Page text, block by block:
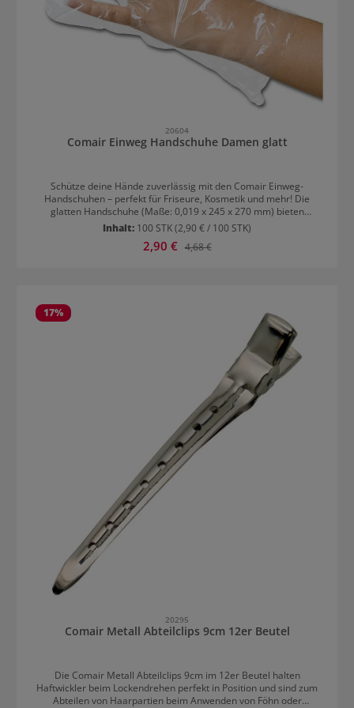
20604
Comair Einweg Handschuhe Damen glatt
Schütze deine Hände zuverlässig mit den Comair Einweg-
Handschuhen – perfekt für Friseure, Kosmetik und mehr! Die
glatten Handschuhe (Maße: 0,019 x 245 x 270 mm) bieten
optimalen Tragekomfort und passen sich dank ihrer Größe für
Hautkontakt mit Farben, Chemikalien & mehr Extra dünn &
Nagelpflege – mit Comair Einweg-Handschuhen bleiben deine
Inhalt: 100 STK(2,90 € / 100 STK)
Verkaufspreis:
2,90 € Regulärer Preis:
4,68 €
17%
20295
Comair Metall Abteilclips 9cm 12er Beutel
Die Comair Metall Abteilclips 9cm im 12er Beutel halten
Haftwickler beim Lockendrehen perfekt in Position und sind zum
Abteilen von Haarpartien beim Anwenden von Föhn oder